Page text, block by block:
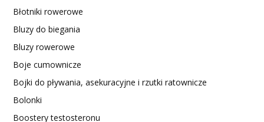
Błotniki rowerowe
Bluzy do biegania
Bluzy rowerowe
Boje cumownicze
Bojki do pływania, asekuracyjne i rzutki ratownicze
Bolonki
Boostery testosteronu